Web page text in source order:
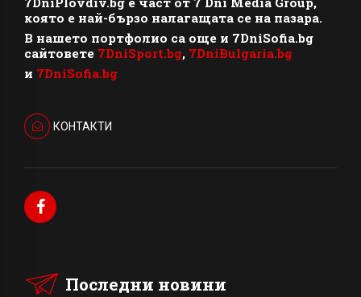
която е най-бързо налагащата се на пазара.
В нашето портфолио са още и 7DniSofia.bg
сайтовете 7DniSport.bg, 7DniBulgaria.bg
и 7DniSofia.bg
КОНТАКТИ
Последни новини